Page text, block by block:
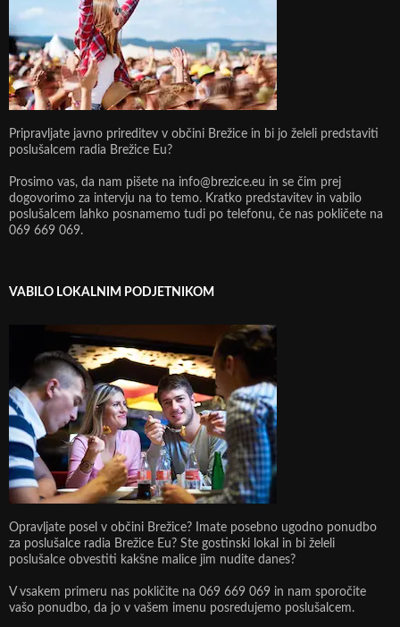
Pripravljate javno prireditev v občini Brežice in bi jo želeli predstaviti
poslušalcem radia Brežice Eu?
Prosimo vas, da nam pišete na info@brezice.eu in se čim prej
dogovorimo za intervju na to temo. Kratko predstavitev in vabilo
poslušalcem lahko posnamemo tudi po telefonu, če nas pokličete na
069 669 069.
VABILO LOKALNIM PODJETNIKOM
Opravljate posel v občini Brežice? Imate posebno ugodno ponudbo
za poslušalce radia Brežice Eu? Ste gostinski lokal in bi želeli
poslušalce obvestiti kakšne malice jim nudite danes?
V vsakem primeru nas pokličite na 069 669 069 in nam sporočite
vašo ponudbo, da jo v vašem imenu posredujemo poslušalcem.